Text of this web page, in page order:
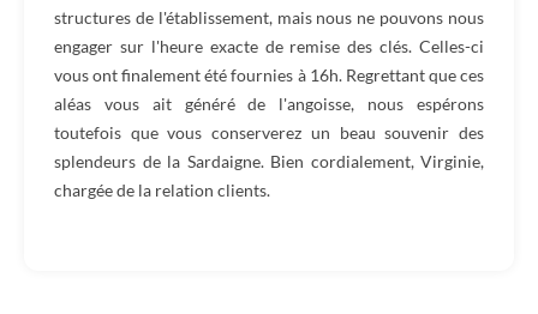
structures de l'établissement, mais nous ne pouvons nous
engager sur l'heure exacte de remise des clés. Celles-ci
vous ont finalement été fournies à 16h. Regrettant que ces
aléas vous ait généré de l'angoisse, nous espérons
toutefois que vous conserverez un beau souvenir des
splendeurs de la Sardaigne. Bien cordialement, Virginie,
chargée de la relation clients.